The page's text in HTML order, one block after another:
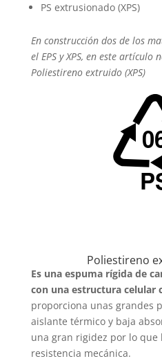
PS extrusionado (XPS)
En construcción dos de los
el EPS y XPS, en este artículo
Poliestireno extruido (XPS)
Poliestireno
Es una espuma rígida de
con una estructura celular
proporciona unas grandes
aislante térmico y baja
una gran rigidez por lo que
resistencia mecánica.